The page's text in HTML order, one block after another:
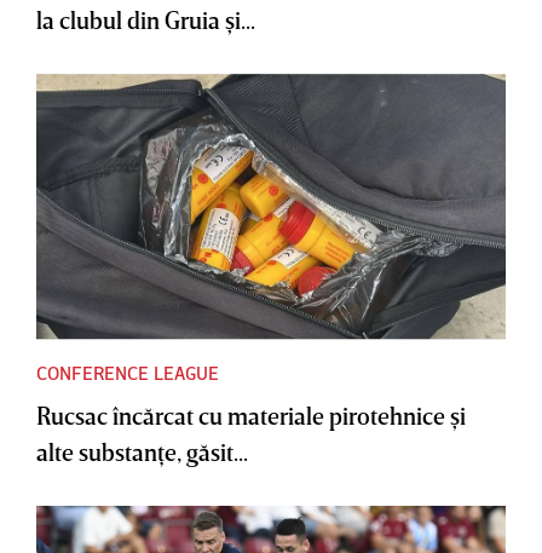
la clubul din Gruia şi...
CONFERENCE LEAGUE
Rucsac încărcat cu materiale pirotehnice şi
alte substanţe, găsit...